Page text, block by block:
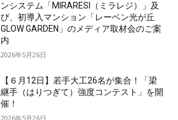
ンシステム「MIRARESI（ミラレジ）」及
び、初導入マンション「レーベン光が丘
GLOW GARDEN」のメディア取材会のご案
内
2026年5月26日
【６月12日】若手大工26名が集合！「梁
継手（はりつぎて）強度コンテスト」を開
催！
2026年5月26日